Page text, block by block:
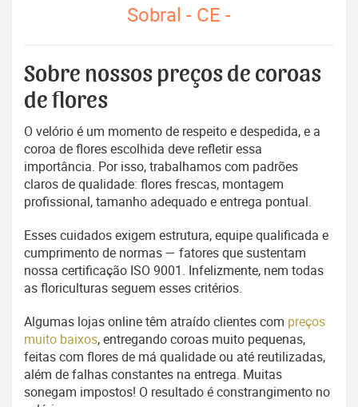
Sobral - CE -
Sobre nossos preços de coroas
de flores
O velório é um momento de respeito e despedida, e a
coroa de flores escolhida deve refletir essa
importância. Por isso, trabalhamos com padrões
claros de qualidade: flores frescas, montagem
profissional, tamanho adequado e entrega pontual.
Esses cuidados exigem estrutura, equipe qualificada e
cumprimento de normas — fatores que sustentam
nossa certificação ISO 9001. Infelizmente, nem todas
as floriculturas seguem esses critérios.
Algumas lojas online têm atraído clientes com preços
muito baixos, entregando coroas muito pequenas,
feitas com flores de má qualidade ou até reutilizadas,
além de falhas constantes na entrega. Muitas
sonegam impostos! O resultado é constrangimento no